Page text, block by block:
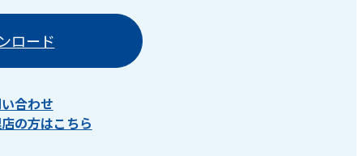
ロード
合わせ
の方はこちら